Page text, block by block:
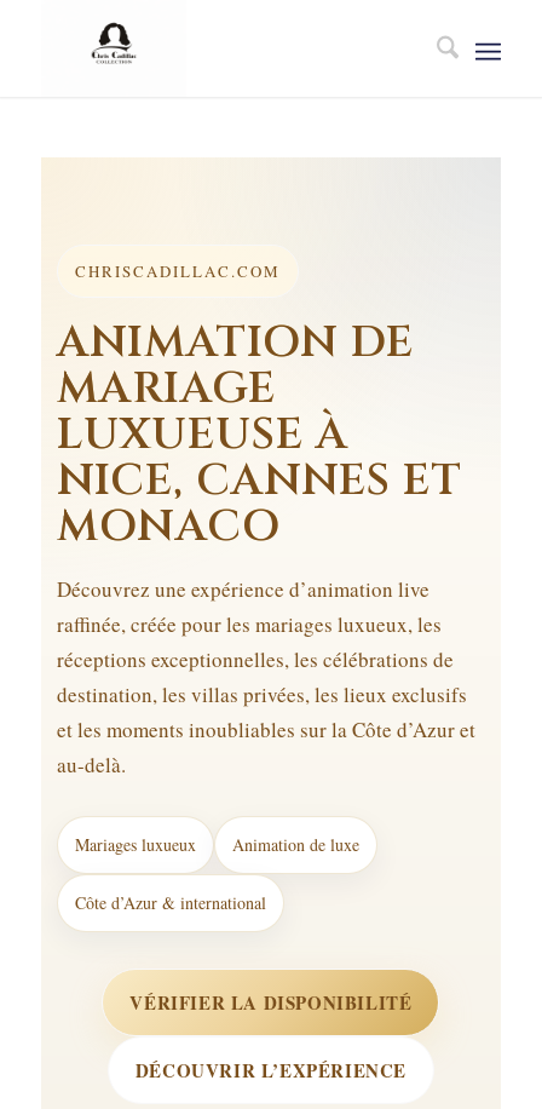
CHRISCADILLAC.COM
ANIMATION DE
MARIAGE
LUXUEUSE À
NICE, CANNES ET
MONACO
Découvrez une expérience d’animation live
raffinée, créée pour les mariages luxueux, les
réceptions exceptionnelles, les célébrations de
destination, les villas privées, les lieux exclusifs
et les moments inoubliables sur la Côte d’Azur et
au-delà.
Mariages luxueux Animation de luxe
Côte d’Azur & international
VÉRIFIER LA DISPONIBILITÉ
DÉCOUVRIR L’EXPÉRIENCE